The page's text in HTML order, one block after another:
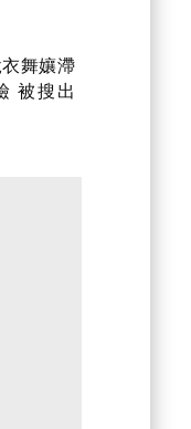
衣舞孃滯
被搜出